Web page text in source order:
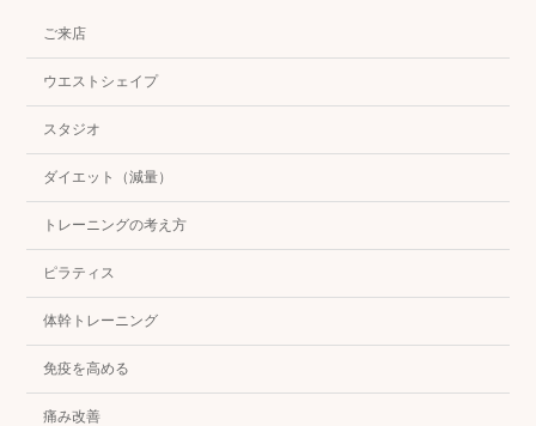
ご来店
ウエストシェイプ
スタジオ
ダイエット（減量）
トレーニングの考え方
ピラティス
体幹トレーニング
免疫を高める
痛み改善